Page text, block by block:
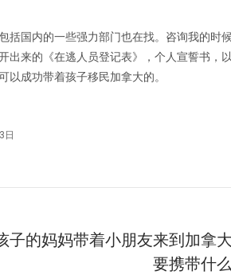
括国内的一些强力部门也在找。咨询我的时
出来的《在逃人员登记表》，个人宣誓书，
成功带着孩子移民加拿大的。
日
子的妈妈带着小朋友来到加拿
要携带什